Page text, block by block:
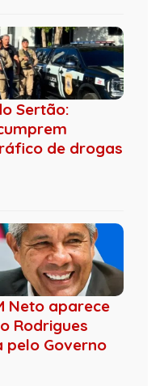
Sertão:
de drogas
Neto aparece
Rodrigues
pelo Governo